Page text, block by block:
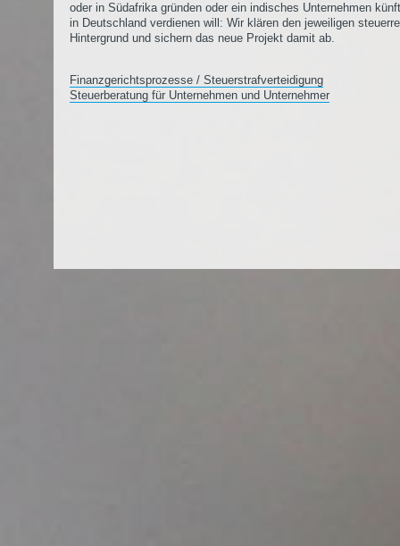
oder in Südafrika gründen oder ein indisches Unternehmen
in Deutschland verdienen will: Wir klären den jeweiligen
Hintergrund und sichern das neue Projekt damit ab.
Finanzgerichtsprozesse / Steuerstrafverteidigung
Steuerberatung für Unternehmen und Unternehmer